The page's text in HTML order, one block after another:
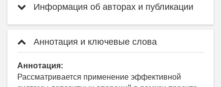
Информация об авторах и публикации
Аннотация и ключевые слова
Аннотация:
Рассматривается применение эффективной